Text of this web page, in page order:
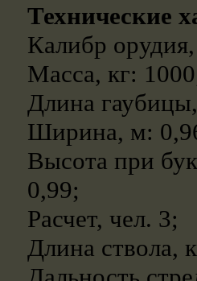
Технические
Калибр
Масса, кг:
Длина
Ширина, м:
Высота при
0,99;
Расчет, чел. 3;
Длина ствола,